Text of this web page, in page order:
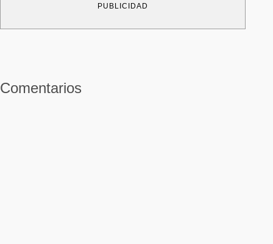
PUBLICIDAD
Comentarios